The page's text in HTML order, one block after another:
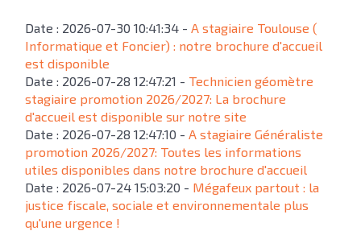
Date : 2026-07-30 10:41:34 - A stagiaire Toulouse (
Informatique et Foncier) : notre brochure d'accueil
est disponible
Date : 2026-07-28 12:47:21 - Technicien géomètre
stagiaire promotion 2026/2027: La brochure
d'accueil est disponible sur notre site
Date : 2026-07-28 12:47:10 - A stagiaire Généraliste
promotion 2026/2027: Toutes les informations
utiles disponibles dans notre brochure d'accueil
Date : 2026-07-24 15:03:20 - Mégafeux partout : la
justice fiscale, sociale et environnementale plus
qu'une urgence !